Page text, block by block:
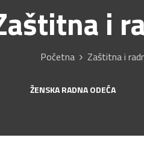
i
Početna Zaštitna i
ŽENSKA RADNA ODEĆA